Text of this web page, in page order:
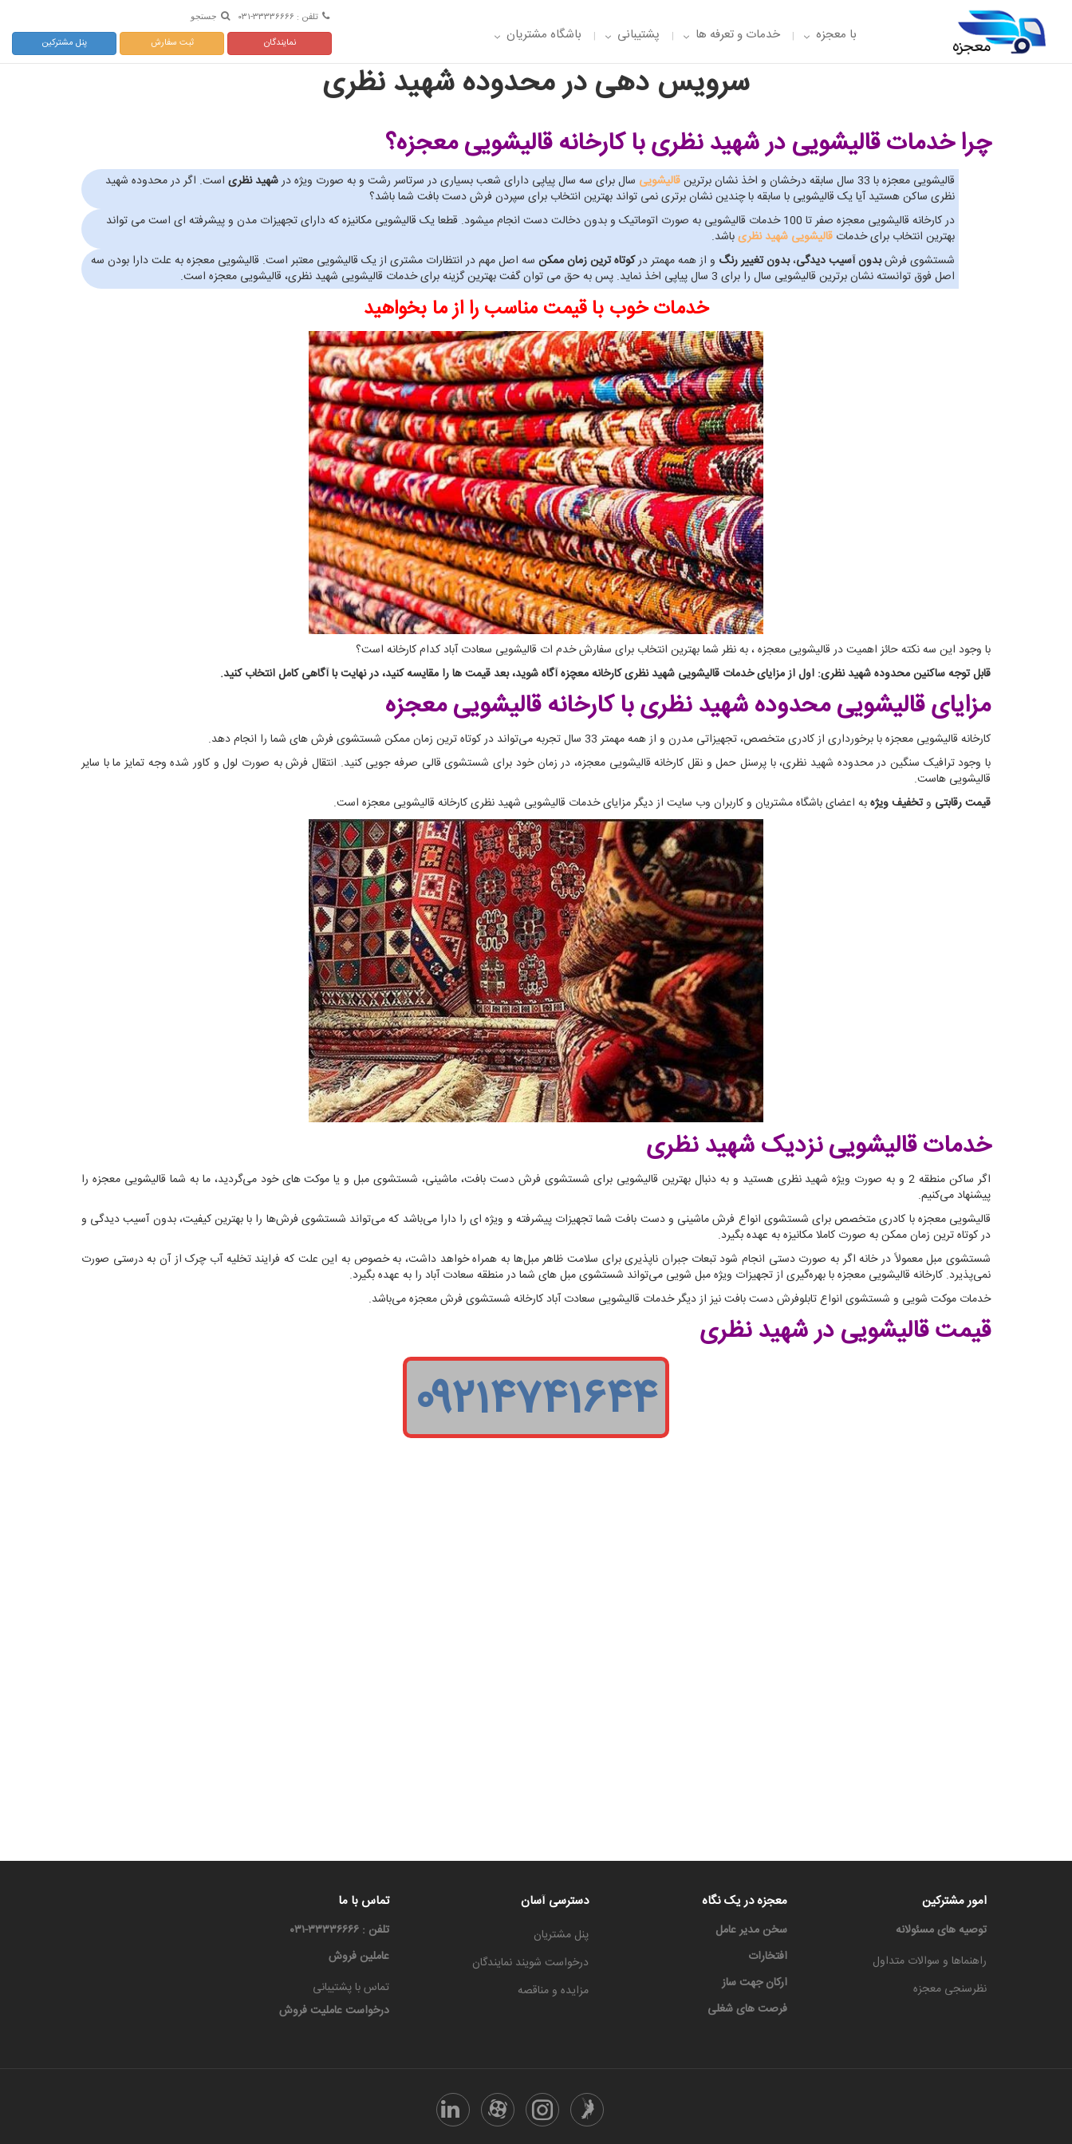
با معجزه خدمات و تعرفه ها پشتیبانی باشگاه مشتریان
تلفن : ۳۳۳۳۶۶۶۶-۰۳۱ جستجو
نمایندگان ثبت سفارش پنل مشترکین
سرویس دهی در محدوده شهید نظری
چرا خدمات قالیشویی در شهید نظریبا کارخانه قالیشویی معجزه؟
قالیشویی معجزه با 33 سال سابقه درخشان و اخذ نشان برترین قالیشویی سال برای سه سال پیاپی دارای شعب بسیاری در سرتاسر رشت و به صورت ویژه درشهید نظری است. اگر در محدوده شهید
نظری ساکن هستید آیا یک قالیشویی با سابقه با چندین نشان برتری نمی تواند بهترین انتخاب برای سپردن فرش دست بافت شما باشد؟
در کارخانه قالیشویی معجزه صفر تا 100 خدمات قالیشویی به صورت اتوماتیک و بدون دخالت دست انجام میشود. قطعا یک قالیشویی مکانیزه که دارای تجهیزات مدن و پیشرفته ای است می تواند
بهترین انتخاب برای خدمات قالیشویی شهید نظریباشد.
شستشوی فرشبدون آسیب دیدگی،بدون تغییر رنگ و از همه مهمتر درکوتاه ترین زمان ممکن سه اصل مهم در انتظارات مشتری از یک قالیشویی معتبر است. قالیشویی معجزه به علت دارا بودن سه
اصل فوق توانسته نشان برترین قالیشویی سال را برای 3 سال پیاپی اخذ نماید. پس به حق می توان گفت بهترین گزینه برای خدمات قالیشویی شهید نظری، قالیشویی معجزه است.
خدمات خوب با قیمت مناسب را از ما بخواهید
با وجود این سه نکته حائز اهمیت در قالیشویی معجزه ، به نظر شما بهترین انتخاب برای سفارش خدم ات قالیشویی سعادت آباد کدام کارخانه است؟
قابل توجه ساکنین محدوده شهید نظری: اول از مزایای خدمات قالیشویی شهید نظری کارخانه معچزه آگاه شوید، بعد قیمت ها را مقایسه کنید، در نهایت با آگاهی کامل انتخاب کنید.
مزایای قالیشویی محدوده شهید نظریبا کارخانه قالیشویی معجزه
کارخانه قالیشویی معجزه با برخورداری از کادری متخصص، تجهیزاتی مدرن و از همه مهمتر 33 سال تجربه می‌تواند در کوتاه ترین زمان ممکن شستشوی فرش های شما را انجام دهد.
با وجود ترافیک سنگین در محدوده شهید نظری، با پرسنل حمل و نقل کارخانه قالیشویی معجزه، در زمان خود برای شستشوی قالی صرفه جویی کنید. انتقال فرش به صورت لول و کاور شده وجه تمایز ما با سایر
قالیشویی هاست.
قیمت رقابتی وتخفیف ویژهبه اعضای باشگاه مشتریان و کاربران وب سایت از دیگر مزایای خدمات قالیشویی شهید نظری کارخانه قالیشویی معجزه است.
خدمات قالیشویی نزدیک شهید نظری
اگر ساکن منطقه 2 و به صورت ویژه شهید نظری هستید و به دنبال بهترین قالیشویی برای شستشوی فرش دست بافت، ماشینی، شستشوی مبل و یا موکت های خود می‌گردید، ما به شما قالیشویی معجزه را
پیشنهاد می‌کنیم.
قالیشویی معجزه با کادری متخصص برای شستشوی انواع فرش ماشینی و دست بافت شما تجهیزات پیشرفته و ویژه ای را دارا می‌باشد که می‌تواند شستشوی فرش‌ها را با بهترین کیفیت، بدون آسیب دیدگی و
در کوتاه ترین زمان ممکن به صورت کاملا مکانیزه به عهده بگیرد.
شستشوی مبل معمولاً در خانه اگر به صورت دستی انجام شود تبعات جبران ناپذیری برای سلامت ظاهر مبل‌ها به همراه خواهد داشت، به خصوص به این علت که فرایند تخلیه آب چرک از آن به درستی صورت
نمی‌پذیرد. کارخانه قالیشویی معجزه با بهره‌گیری از تجهیزات ویژه مبل شویی می‌تواند شستشوی مبل های شما در منطقه سعادت آباد را به عهده بگیرد.
خدمات موکت شویی و شستشوی انواع تابلوفرش دست بافت نیز از دیگر خدمات قالیشویی سعادت آباد کارخانه شستشوی فرش معجزه می‌باشد.
قیمت قالیشویی در شهید نظری
۰۹۲۱۴۷۴۱۶۴۴
امور مشترکین
توصیه های مسئولانه
راهنماها و سوالات متداول
نظرسنجی معجزه
معجزه در یک نگاه
سخن مدیر عامل
افتخارات
ارکان جهت ساز
فرصت های شغلی
دسترسی آسان
پنل مشتریان
درخواست شویند نمایندگان
مزایده و مناقصه
تماس با ما
تلفن : ۳۳۳۳۶۶۶۶-۰۳۱
عاملین فروش
تماس با پشتیبانی
درخواست عاملیت فروش